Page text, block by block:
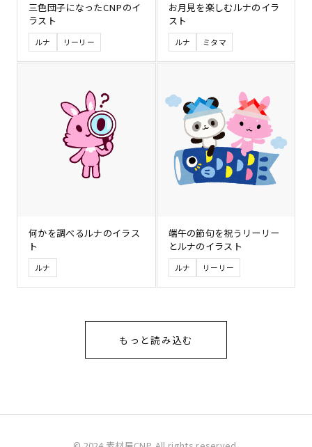
三色団子になったCNPのイ
ラスト
ルナ リーリー
お月見を楽しむルナのイラ
スト
ルナ ミタマ
何かを調べるルナのイラス
ト
ルナ
端午の節句を祝うリーリー
とルナのイラスト
ルナ リーリー
もっと読み込む